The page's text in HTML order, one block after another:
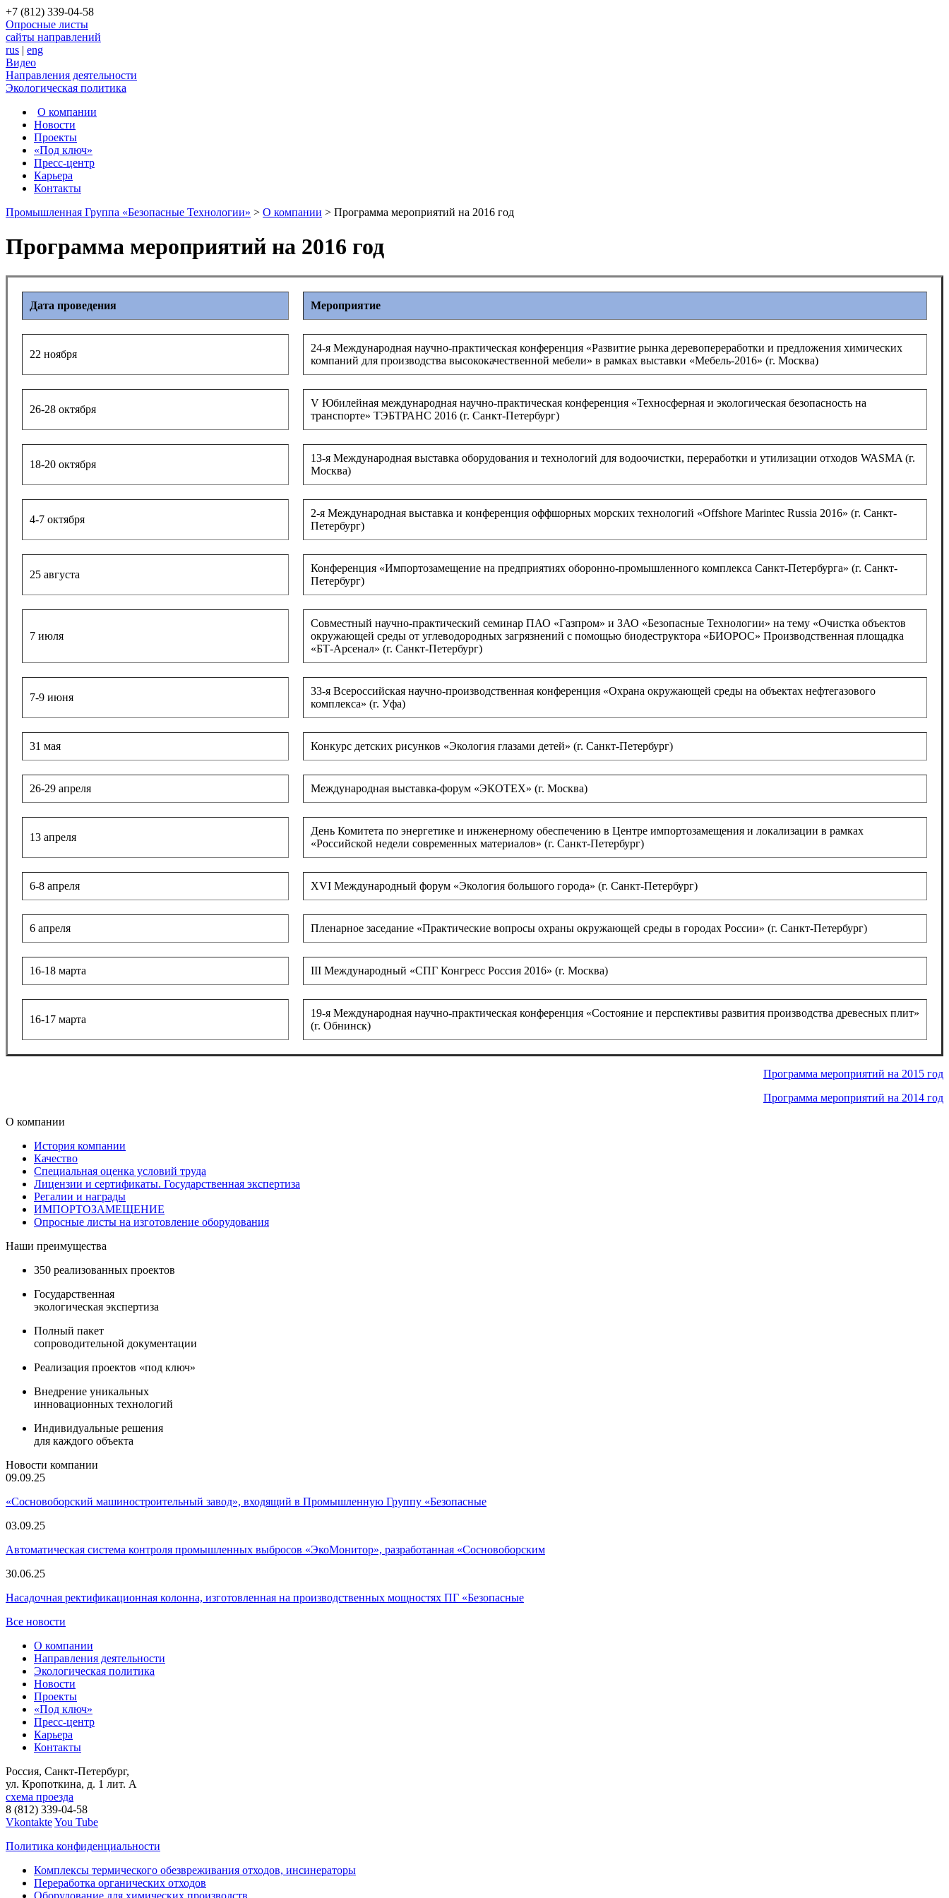
+7 (812) 339-04-58
Опросные листы
сайты направлений
rus | eng
Видео
Направления деятельности
Экологическая политика
О компании
Новости
Проекты
«Под ключ»
Пресс-центр
Карьера
Контакты
Промышленная Группа «Безопасные Технологии» > О компании > Программа мероприятий на 2016 год
Программа мероприятий на 2016 год
Дата проведения Мероприятие
22 ноября
24-я Международная научно-практическая конференция «Развитие рынка деревопереработки и предложения химических
компаний для производства высококачественной мебели» в рамках выставки «Мебель-2016» (г. Москва)
26-28 октября
V Юбилейная международная научно-практическая конференция «Техносферная и экологическая безопасность на
транспорте» ТЭБТРАНС 2016 (г. Санкт-Петербург)
18-20 октября
13-я Международная выставка оборудования и технологий для водоочистки, переработки и утилизации отходов WASMA (г.
Москва)
4-7 октября
2-я Международная выставка и конференция оффшорных морских технологий «Offshore Marintec Russia 2016» (г. Санкт-
Петербург)
25 августа
Конференция «Импортозамещение на предприятиях оборонно-промышленного комплекса Санкт-Петербурга» (г. Санкт-
Петербург)
7 июля
Совместный научно-практический семинар ПАО «Газпром» и ЗАО «Безопасные Технологии» на тему «Очистка объектов
окружающей среды от углеводородных загрязнений с помощью биодеструктора «БИОРОС» Производственная площадка
«БТ-Арсенал» (г. Санкт-Петербург)
7-9 июня
33-я Всероссийская научно-производственная конференция «Охрана окружающей среды на объектах нефтегазового
комплекса» (г. Уфа)
31 мая Конкурс детских рисунков «Экология глазами детей» (г. Санкт-Петербург)
26-29 апреля Международная выставка-форум «ЭКОТЕХ» (г. Москва)
13 апреля
День Комитета по энергетике и инженерному обеспечению в Центре импортозамещения и локализации в рамках
«Российской недели современных материалов» (г. Санкт-Петербург)
6-8 апреля XVI Международный форум «Экология большого города» (г. Санкт-Петербург)
6 апреля Пленарное заседание «Практические вопросы охраны окружающей среды в городах России» (г. Санкт-Петербург)
16-18 марта III Международный «СПГ Конгресс Россия 2016» (г. Москва)
16-17 марта
19-я Международная научно-практическая конференция «Состояние и перспективы развития производства древесных плит»
(г. Обнинск)
Программа мероприятий на 2015 год
Программа мероприятий на 2014 год
О компании
История компании
Качество
Специальная оценка условий труда
Лицензии и сертификаты. Государственная экспертиза
Регалии и награды
ИМПОРТОЗАМЕЩЕНИЕ
Опросные листы на изготовление оборудования
Наши преимущества
350 реализованных проектов
Государственная
экологическая экспертиза
Полный пакет
сопроводительной документации
Реализация проектов «под ключ»
Внедрение уникальных
инновационных технологий
Индивидуальные решения
для каждого объекта
Новости компании
09.09.25
«Сосновоборский машиностроительный завод», входящий в Промышленную Группу «Безопасные
03.09.25
Автоматическая система контроля промышленных выбросов «ЭкоМонитор», разработанная «Сосновоборским
30.06.25
Насадочная ректификационная колонна, изготовленная на производственных мощностях ПГ «Безопасные
Все новости
О компании
Направления деятельности
Экологическая политика
Новости
Проекты
«Под ключ»
Пресс-центр
Карьера
Контакты
Россия, Санкт-Петербург,
ул. Кропоткина, д. 1 лит. А
схема проезда
8 (812) 339-04-58
VkontakteYou Tube
Политика конфиденциальности
Комплексы термического обезвреживания отходов, инсинераторы
Переработка органических отходов
Оборудование для химических производств